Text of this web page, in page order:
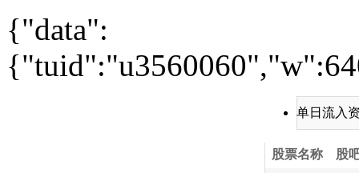
{"data":
单日流入
股票名称 股